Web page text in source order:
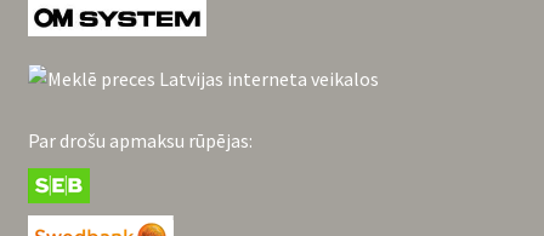
Par drošu apmaksu rūpējas: